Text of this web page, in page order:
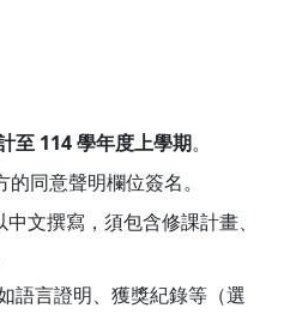
至 114 學年度上學期。
同意聲明欄位簽名。
文撰寫，須包含修課計畫、
語言證明、獲獎紀錄等（選